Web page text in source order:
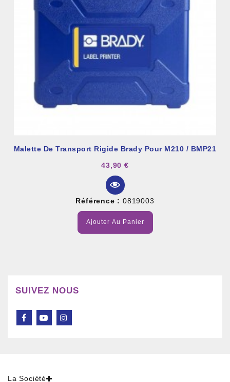
Malette De Transport Rigide Brady Pour M210 / BMP21
43,90 €
Référence : 0819003
Ajouter Au Panier
SUIVEZ NOUS
La Société